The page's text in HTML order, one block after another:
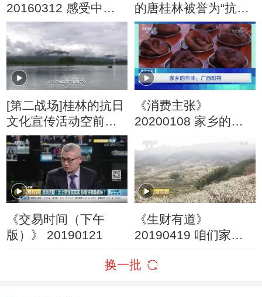
20160312 感受中国
新动能：我的飞行梦
的唐桂林被誉为“抗战
中的花木兰”
[第二战场]桂林的抗日
文化宣传活动空前活
跃
《消费主张》
20200108 家乡的年
《交易时间（下午
版）》 20190121
《生财有道》
20190419 咱们家乡
眼花海迎春财
换一批